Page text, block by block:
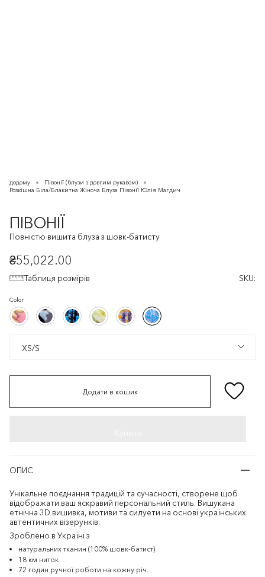
додому
Півонії (блузи з довгим рукавом)
Розкішна Біла/Блакитна Жіноча Блуза Півонії Юлія Магдич
ПІВОНІЇ
Повністю вишита блуза з шовк-батисту
₴55,022.00
Таблиця розмірів SKU:
Color
Кораловий/
Різнокольоровий
Кораловий/
Чорний/
Різнокольоровий
Чорний/
Чорний/
Блакитний
Чорний/
Світло-
жовтий/
Ліловий
Світло-
Білий/
Помаранчевий/
Фіолетовий
Білий/
Білий/
Блакитний
Білий/
XS/S
XS/S
Додати в кошик
ОПИС
Унікальне поєднання традицій та сучасності, створене щоб
відображати ваш яскравий персональний стиль. Вишукана
етнічна 3D вишивка, мотиви та силуети на основі українських
автентичних візерунків.
Зроблено в Україні з
натуральних тканин (100% шовк-батист)
18 км ниток
72 годин ручної роботи на кожну річ.